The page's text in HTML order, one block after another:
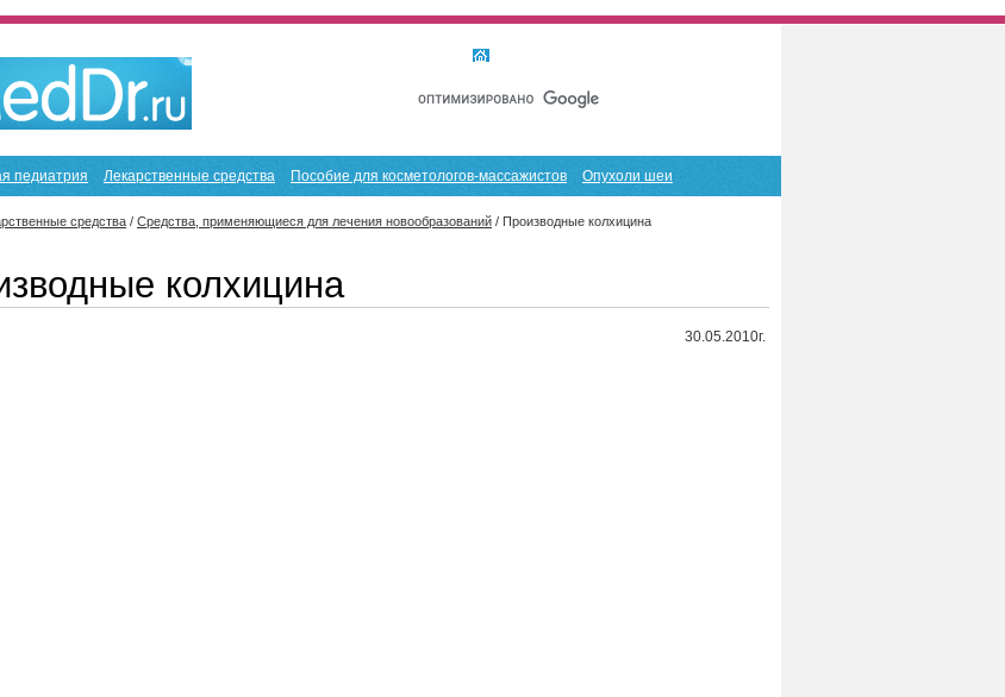
педиатрия Лекарственные средства Пособие для косметологов-массажистов Опухоли шеи
средства / Средства, применяющиеся для лечения новообразований / Производные колхицина
колхицина
30.05.2010г.